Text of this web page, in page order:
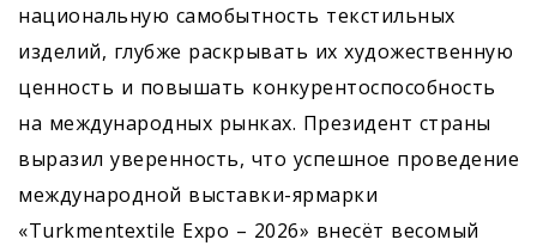
национальную самобытность текстильных
изделий, глубже раскрывать их художественную
ценность и повышать конкуренто­способность
на международных рынках. Президент страны
выразил уверенность, что успешное проведение
международной выставки-ярмарки
«Turkmentextile Expo – 2026» внесёт весомый